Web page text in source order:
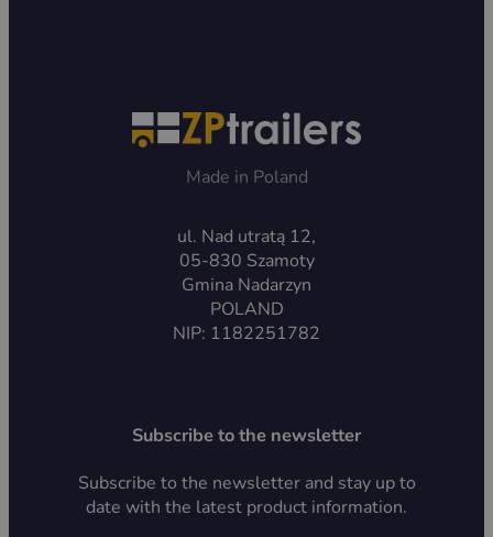
Made in Poland
ul. Nad utratą 12,
05-830 Szamoty
Gmina Nadarzyn
POLAND
NIP: 1182251782
Subscribe to the newsletter
Subscribe to the newsletter and stay up to
date with the latest product information.